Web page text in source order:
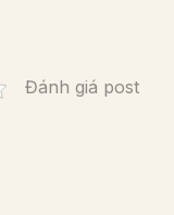
Đánh giá post